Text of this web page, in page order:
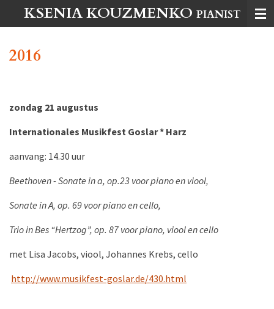
direct
de
KSENIA KOUZMENKO PIANIST
2016
zondag 21 augustus
Internationales Musikfest Goslar * Harz
aanvang: 14.30 uur
Beethoven - Sonate in a, op.23 voor piano en viool,
Sonate in A, op. 69 voor piano en cello,
Trio in Bes “Hertzog”, op. 87 voor piano, viool en cello
met Lisa Jacobs, viool, Johannes Krebs, cello
http://www.musikfest-goslar.de/430.html